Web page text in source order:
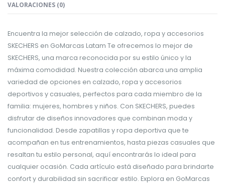
VALORACIONES (0)
Encuentra la mejor selección de calzado, ropa y accesorios
SKECHERS en GoMarcas Latam Te ofrecemos lo mejor de
SKECHERS, una marca reconocida por su estilo único y la
máxima comodidad. Nuestra colección abarca una amplia
variedad de opciones en calzado, ropa y accesorios
deportivos y casuales, perfectos para cada miembro de la
familia: mujeres, hombres y niños. Con SKECHERS, puedes
disfrutar de diseños innovadores que combinan moda y
funcionalidad. Desde zapatillas y ropa deportiva que te
acompañan en tus entrenamientos, hasta piezas casuales que
resaltan tu estilo personal, aquí encontrarás lo ideal para
cualquier ocasión. Cada artículo está diseñado para brindarte
confort y durabilidad sin sacrificar estilo. Explora en GoMarcas